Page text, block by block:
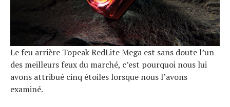
Le feu arrière Topeak RedLite Mega est sans doute l’un
des meilleurs feux du marché, c’est pourquoi nous lui
avons attribué cinq étoiles lorsque nous l’avons
examiné.